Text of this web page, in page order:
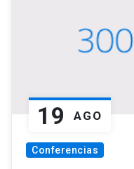
19 AGO
Conferencias